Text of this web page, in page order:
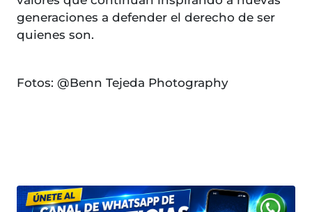
generaciones a defender el derecho de ser
quienes son.
Fotos: @Benn Tejeda Photography